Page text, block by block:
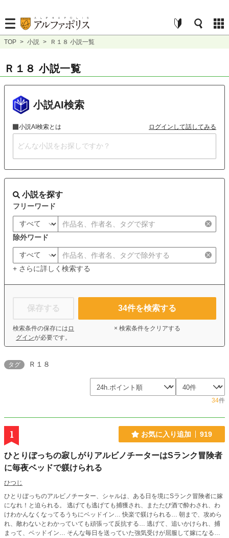
TOP > 小説 > Ｒ１８ 小説一覧
Ｒ１８ 小説一覧
小説AI検索
小説AI検索とは ログインして話してみる
小説を探す
フリーワード
除外ワード
+ さらに詳しく検索する
保存する
検索条件の保存には ロ
グインが必要です。
34件を検索する
× 検索条件をクリアする
タグ Ｒ１８
34件
1 お気に入り追加 919
ひとりぼっちの寂しがりアルビノチーターはSランク冒険者
に毎夜ベッドで躾けられる
ひつじ
ひとりぼっちのアルビノチーター、シャルは、ある日を境にSランク冒険者に嫁
になれ！と迫られる。 逃げても逃げても捕獲され、またたび酒で酔わされ、わ
けわかんなくなってるうちにベッドイン… 快楽で躾けられる… 朝まで、攻めら
れ、敵わないとわかっていても頑張って反抗する… 逃げて、追いかけられ、捕
まって、ベッドイン… そんな毎日を送っていた強気受けが屈服して嫁になるま